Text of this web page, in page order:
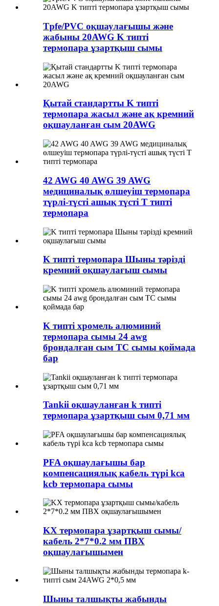
Tpfe/PVC оқшаулағышы және
жабыны 20AWG K типті
термопара ұзартқыш сымы
Қытай стандартты K типті
термопара жасыл және ақ кремний
оқшауланған сым 20AWG
42 AWG 40 AWG 39 AWG
медициналық өлшеуіш термопара
түрлі-түсті ашық түсті T типті
термопара
K типті термопара Шыны тәрізді
кремний оқшаулағыш сымы
K типті хромель алюминий
термопара сымы 24 awg
брондалған сым TC сымы қоймада
бар
Tankii оқшауланған k типті
термопара ұзартқыш сым 0,71 мм
PFA оқшаулағышы бар
компенсациялық кабель түрі kca
kcb термопара сымы
KX термопара ұзартқыш сымы/
кабель 2*7*0.2 мм ПВХ
оқшаулағышымен
Шыны талшықты жабынды